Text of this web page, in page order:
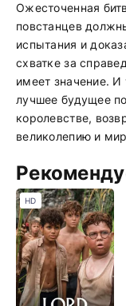
Ожесточенная
повстанцев
испытания и
схватке за
имеет значение.
лучшее будущее
королевстве,
великолепию и
HD